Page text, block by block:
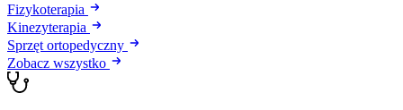
Fizykoterapia
Kinezyterapia
Sprzęt ortopedyczny
Zobacz wszystko